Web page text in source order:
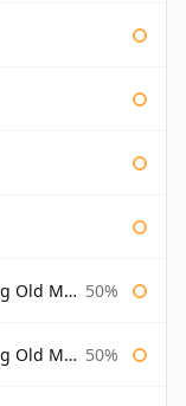
Cask 50%
2000 50%